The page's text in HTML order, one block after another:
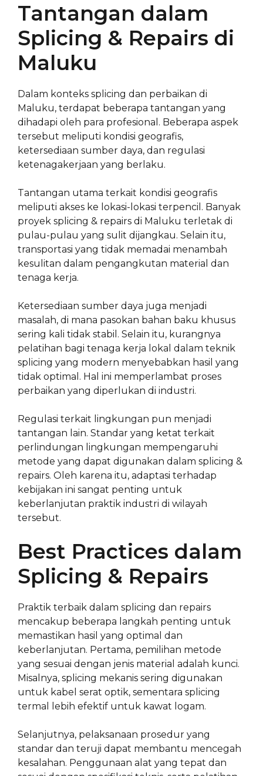
Tantangan dalam
Splicing & Repairs di
Maluku
Dalam konteks splicing dan perbaikan di
Maluku, terdapat beberapa tantangan yang
dihadapi oleh para profesional. Beberapa aspek
tersebut meliputi kondisi geografis,
ketersediaan sumber daya, dan regulasi
ketenagakerjaan yang berlaku.
Tantangan utama terkait kondisi geografis
meliputi akses ke lokasi-lokasi terpencil. Banyak
proyek splicing & repairs di Maluku terletak di
pulau-pulau yang sulit dijangkau. Selain itu,
transportasi yang tidak memadai menambah
kesulitan dalam pengangkutan material dan
tenaga kerja.
Ketersediaan sumber daya juga menjadi
masalah, di mana pasokan bahan baku khusus
sering kali tidak stabil. Selain itu, kurangnya
pelatihan bagi tenaga kerja lokal dalam teknik
splicing yang modern menyebabkan hasil yang
tidak optimal. Hal ini memperlambat proses
perbaikan yang diperlukan di industri.
Regulasi terkait lingkungan pun menjadi
tantangan lain. Standar yang ketat terkait
perlindungan lingkungan mempengaruhi
metode yang dapat digunakan dalam splicing &
repairs. Oleh karena itu, adaptasi terhadap
kebijakan ini sangat penting untuk
keberlanjutan praktik industri di wilayah
tersebut.
Best Practices dalam
Splicing & Repairs
Praktik terbaik dalam splicing dan repairs
mencakup beberapa langkah penting untuk
memastikan hasil yang optimal dan
keberlanjutan. Pertama, pemilihan metode
yang sesuai dengan jenis material adalah kunci.
Misalnya, splicing mekanis sering digunakan
untuk kabel serat optik, sementara splicing
termal lebih efektif untuk kawat logam.
Selanjutnya, pelaksanaan prosedur yang
standar dan teruji dapat membantu mencegah
kesalahan. Penggunaan alat yang tepat dan